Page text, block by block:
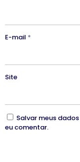
E-mail *
Site
Salvar meus
eu comentar.